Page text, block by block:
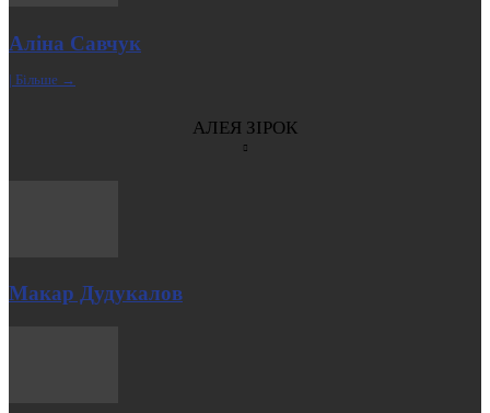
Аліна Савчук
| Більше →
АЛЕЯ ЗІРОК
Макар Дудукалов